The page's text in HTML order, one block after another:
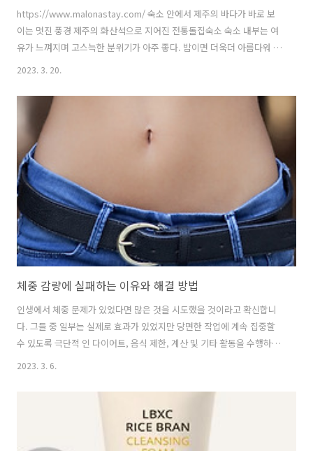
https://www.malonastay.com/ 숙소 안에서 제주의 바다가 바로 보
이는 멋진 풍경 제주의 화산석으로 지어진 전통돌집숙소 숙소 내부는 여
유가 느껴지며 고스늑한 분위기가 아주 좋다. 밤이면 더욱더 아름다워 지
는 말로나스테이 https://www.malonastay.com/ 말로나스테이-제주
림감성민박 말로나스테이는 제주의 오래된 작은 포구가 문 앞에 있고 창
문 밖으로는 바다가 펼쳐져 있습니다. 제주독채민박, 제주바다뷰숙소,애
월오션뷰펜션 www.malonastay.com
2023. 3. 20.
체중 감량에 실패하는 이유와 해결 방법
인생에서 체중 문제가 있었다면 많은 것을 시도했을 것이라고 확신합니
다. 그들 중 일부는 실제로 효과가 있었지만 당면한 작업에 계속 집중할
수 있도록 극단적 인 다이어트, 음식 제한, 계산 및 기타 활동을 수행하여
안 당신의 체중을 유지했을지 모르지만, 당신의 오래된 습관과 프로그래
밍이 궁극적으로 이어졌고, 당신은 다시 살이 찌기 시작했습니다. 최근에
모든 것을 시도한 고객이 있었습니다. 그녀는 심지어 수술을 신청하려고
시도했고 자신이 가진 건강 상태가 성공적인 결과를 얻지 못할 것이라는
2023. 3. 6.